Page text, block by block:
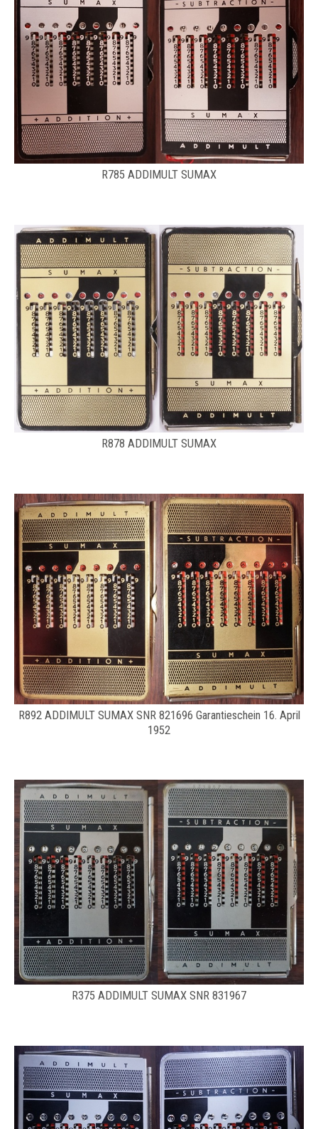
R785 ADDIMULT SUMAX
R878 ADDIMULT SUMAX
R892 ADDIMULT SUMAX SNR 821696 Garantieschein 16. April
1952
R375 ADDIMULT SUMAX SNR 831967